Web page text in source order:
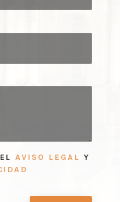
AVISO LEGAL Y